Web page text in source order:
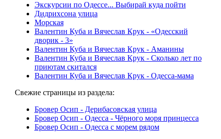
Экскурсии по Одессе... Выбирай куда пойти
Дидрихсона улица
Морская
Валентин Куба и Вячеслав Крук - «Одесский
дворик - 3»
Валентин Куба и Вячеслав Крук - Аманины
Валентин Куба и Вячеслав Крук - Сколько лет по
приютам скитался
Валентин Куба и Вячеслав Крук - Одесса-мама
Свежие страницы из раздела:
Бровер Осип - Дерибасовская улица
Бровер Осип - Одесса - Чёрного моря принцесса
Бровер Осип - Одесса с морем рядом